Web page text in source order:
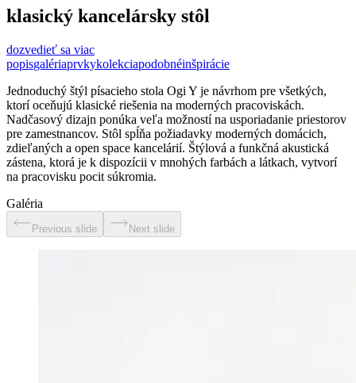
klasický kancelársky stôl
dozvedieť sa viac
popisgalériaprvkykolekciapodobnéinšpirácie
Jednoduchý štýl písacieho stola Ogi Y je návrhom pre všetkých,
ktorí oceňujú klasické riešenia na moderných pracoviskách.
Nadčasový dizajn ponúka veľa možností na usporiadanie priestorov
pre zamestnancov. Stôl spĺňa požiadavky moderných domácich,
zdieľaných a open space kancelárií. Štýlová a funkčná akustická
zástena, ktorá je k dispozícii v mnohých farbách a látkach, vytvorí
na pracovisku pocit súkromia.
Galéria
Previous slide Next slide